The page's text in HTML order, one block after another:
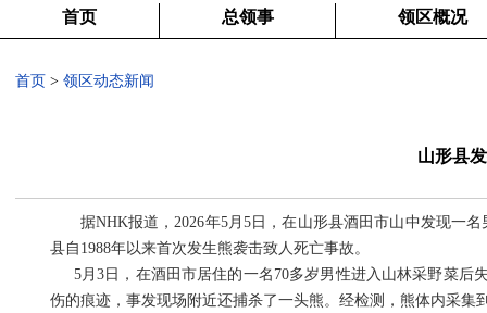
首页 总领事 领区概况
首页 > 领区动态新闻
山形县
据NHK报道，2026年5月5日，在山形县酒田市山中发现一名
县自1988年以来首次发生熊袭击致人死亡事故。
5月3日，在酒田市居住的一名70多岁男性进入山林采野菜后
伤的痕迹，事发现场附近还捕杀了一头熊。经检测，熊体内采集